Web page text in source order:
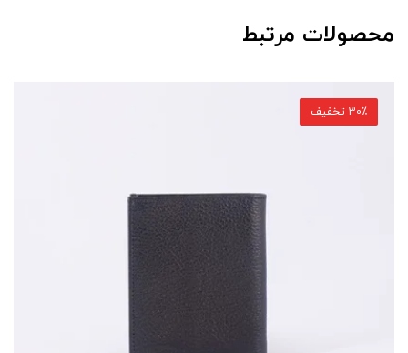
محصولات مرتبط
30٪ تخفیف